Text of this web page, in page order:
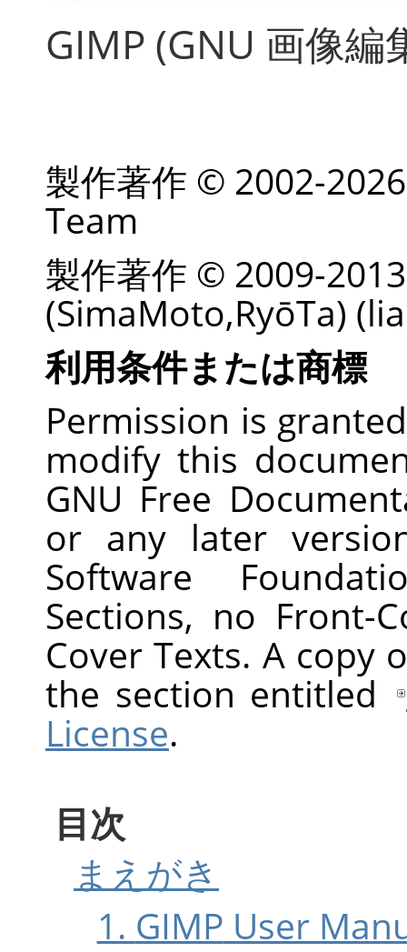
GIMP (GNU 画像編
製作著作 © 2002-
Team
製作著作 © 2009-
(SimaMoto,RyōTa)
利用条件または商標
Permission is
modify this
GNU Free
or any later
Software
Sections, no Front-
Cover Texts. A copy
the section entitled
License.
目次
まえがき
1. GIMP User